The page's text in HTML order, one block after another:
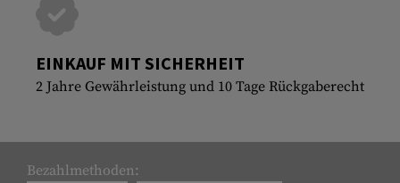
EINKAUF MIT SICHERHEIT
2 Jahre Gewährleistung und 10 Tage Rückgaberecht
Bezahlmethoden: